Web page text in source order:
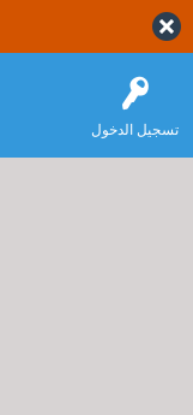
تسجيل الدخول